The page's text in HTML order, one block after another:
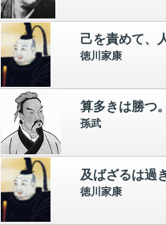
己を責めて、
徳川家康
算多きは勝つ。
孫武
及ばざるは過
徳川家康